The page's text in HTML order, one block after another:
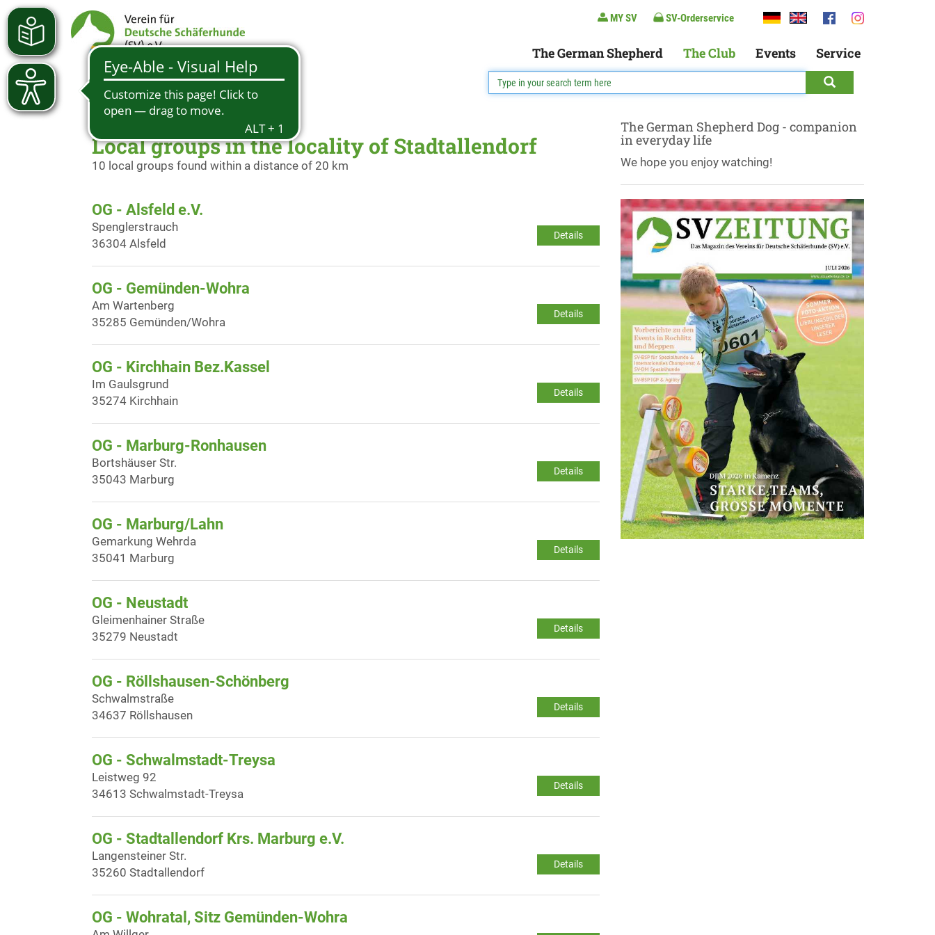
MY SV SV-Orderservice
The German Shepherd The Club Events Service
Local groups in the locality of Stadtallendorf
10 local groups found within a distance of 20 km
OG - Alsfeld e.V.
Details
Spenglerstrauch
36304 Alsfeld
OG - Gemünden-Wohra
Details
Am Wartenberg
35285 Gemünden/Wohra
OG - Kirchhain Bez.Kassel
Details
Im Gaulsgrund
35274 Kirchhain
OG - Marburg-Ronhausen
Details
Bortshäuser Str.
35043 Marburg
OG - Marburg/Lahn
Details
Gemarkung Wehrda
35041 Marburg
OG - Neustadt
Details
Gleimenhainer Straße
35279 Neustadt
OG - Röllshausen-Schönberg
Details
Schwalmstraße
34637 Röllshausen
OG - Schwalmstadt-Treysa
Details
Leistweg 92
34613 Schwalmstadt-Treysa
OG - Stadtallendorf Krs. Marburg e.V.
Details
Langensteiner Str.
35260 Stadtallendorf
OG - Wohratal, Sitz Gemünden-Wohra
The German Shepherd Dog - companion
in everyday life
We hope you enjoy watching!